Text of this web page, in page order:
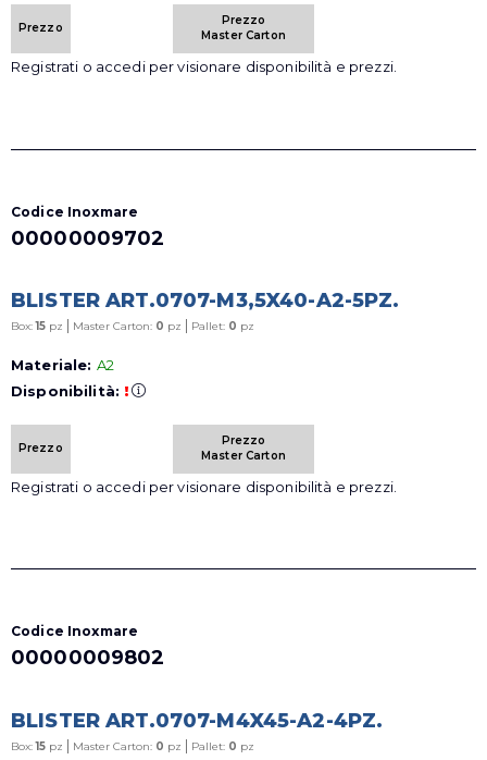
Prezzo
Prezzo
Master Carton
Registrati o accedi per visionare disponibilità e prezzi.
Codice Inoxmare
00000009702
BLISTER ART.0707-M3,5X40-A2-5PZ.
Box:15 pz | Master Carton: 0 pz | Pallet: 0 pz
Materiale: A2
Disponibilità: !
Prezzo
Prezzo
Master Carton
Registrati o accedi per visionare disponibilità e prezzi.
Codice Inoxmare
00000009802
BLISTER ART.0707-M4X45-A2-4PZ.
Box:15 pz | Master Carton: 0 pz | Pallet: 0 pz